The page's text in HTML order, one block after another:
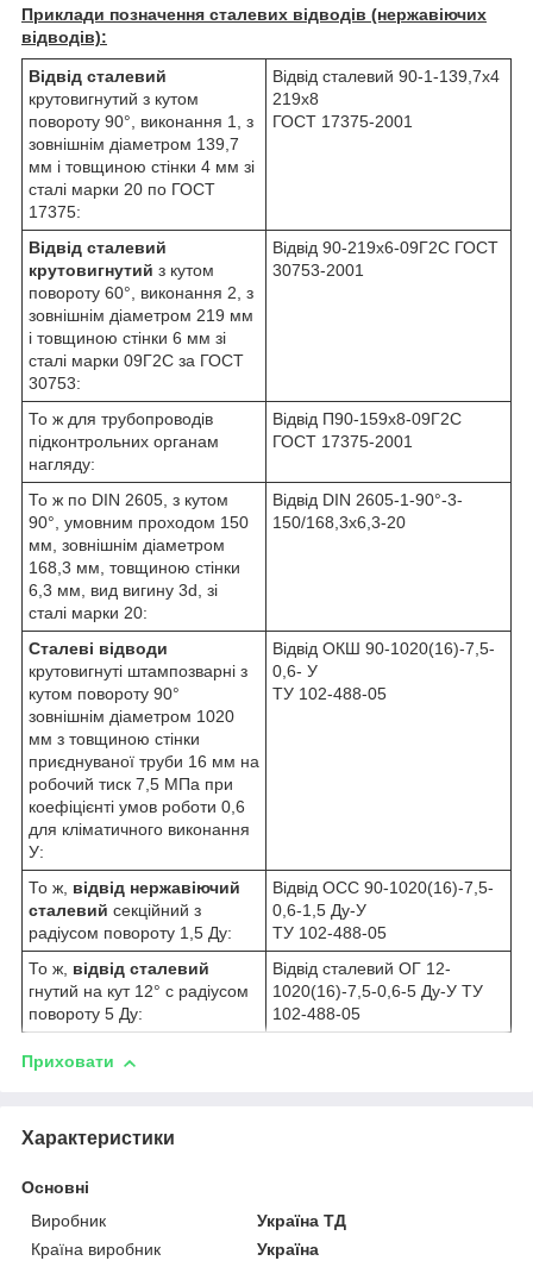
Приклади позначення сталевих відводів (нержавіючих
відводів):
Відвід сталевий
крутовигнутий з кутом
повороту 90°, виконання 1, з
зовнішнім діаметром 139,7
мм і товщиною стінки 4 мм зі
сталі марки 20 по ГОСТ
17375:
Відвід сталевий 90-1-139,7х4
219х8
ГОСТ 17375-2001
Відвід сталевий
крутовигнутий з кутом
повороту 60°, виконання 2, з
зовнішнім діаметром 219 мм
і товщиною стінки 6 мм зі
сталі марки 09Г2С за ГОСТ
30753:
Відвід 90-219х6-09Г2С ГОСТ
30753-2001
То ж для трубопроводів
підконтрольних органам
нагляду:
Відвід П90-159х8-09Г2С
ГОСТ 17375-2001
То ж по DIN 2605, з кутом
90°, умовним проходом 150
мм, зовнішнім діаметром
168,3 мм, товщиною стінки
6,3 мм, вид вигину 3d, зі
сталі марки 20:
Відвід DIN 2605-1-90°-3-
150/168,3x6,3-20
Сталеві відводи
крутовигнуті штампозварні з
кутом повороту 90°
зовнішнім діаметром 1020
мм з товщиною стінки
приєднуваної труби 16 мм на
робочий тиск 7,5 МПа при
коефіцієнті умов роботи 0,6
для кліматичного виконання
У:
Відвід ОКШ 90-1020(16)-7,5-
0,6- У
ТУ 102-488-05
То ж, відвід нержавіючий
сталевий секційний з
радіусом повороту 1,5 Ду:
Відвід ОСС 90-1020(16)-7,5-
0,6-1,5 Ду-У
ТУ 102-488-05
То ж, відвід сталевий
гнутий на кут 12° с радіусом
повороту 5 Ду:
Відвід сталевий ОГ 12-
1020(16)-7,5-0,6-5 Ду-У ТУ
102-488-05
Приховати
Характеристики
Основні
Виробник
Україна ТД
Країна виробник
Україна